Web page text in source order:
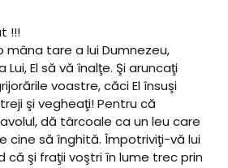
!!!
mâna tare a lui Dumnezeu,
El să vă înalţe. Şi aruncaţi
voastre, căci El însuşi
şi vegheaţi! Pentru că
dă târcoale ca un leu care
cine să înghită. Împotriviţi-vă lui
că şi fraţii voştri în lume trec prin